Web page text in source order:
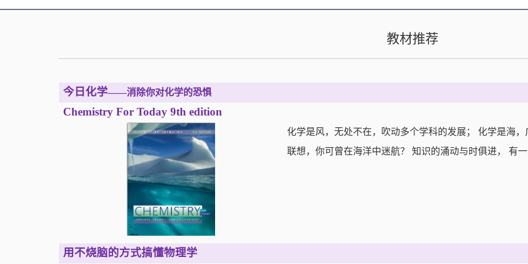
教材推荐
今日化学——消除你对化学的恐惧
Chemistry For Today 9th edition
化学是风，无处不在，吹动多个学科的发展； 化学是海
联想，你可曾在海洋中迷航？ 知识的涌动与时俱进， 有
用不烧脑的方式搞懂物理学